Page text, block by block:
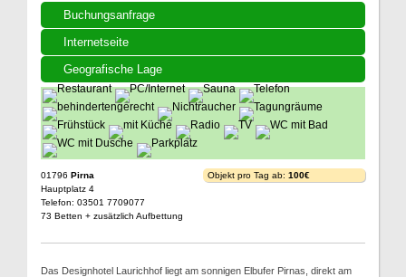
Buchungsanfrage
Internetseite
Geografische Lage
01796 Pirna
Hauptplatz 4
Telefon: 03501 7709077
73 Betten + zusätzlich Aufbettung
Objekt pro Tag ab: 100€
Das Designhotel Laurichhof liegt am sonnigen Elbufer Pirnas, direkt am